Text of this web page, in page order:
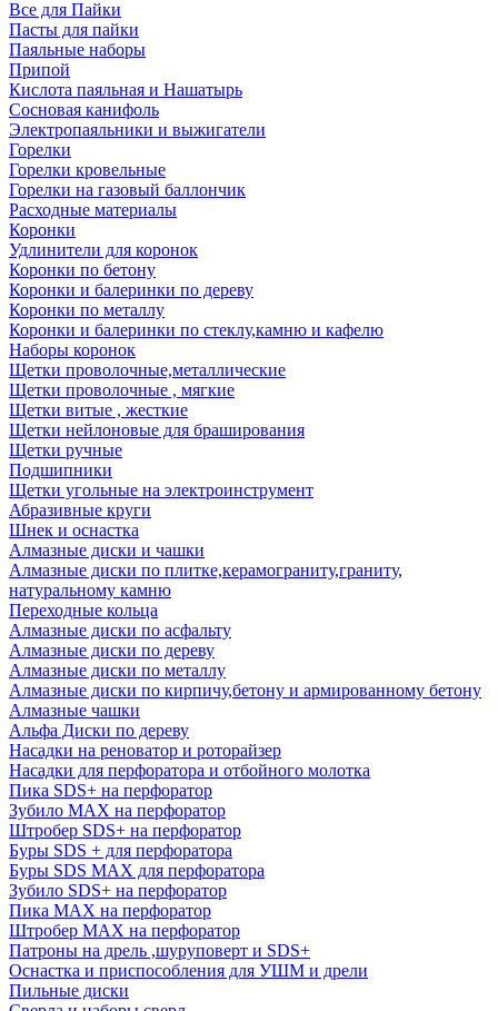
Все для Пайки
Пасты для пайки
Паяльные наборы
Припой
Кислота паяльная и Нашатырь
Сосновая канифоль
Электропаяльники и выжигатели
Горелки
Горелки кровельные
Горелки на газовый баллончик
Расходные материалы
Коронки
Удлинители для коронок
Коронки по бетону
Коронки и балеринки по дереву
Коронки по металлу
Коронки и балеринки по стеклу,камню и кафелю
Наборы коронок
Щетки проволочные,металлические
Щетки проволочные , мягкие
Щетки витые , жесткие
Щетки нейлоновые для браширования
Щетки ручные
Подшипники
Щетки угольные на электроинструмент
Абразивные круги
Шнек и оснастка
Алмазные диски и чашки
Алмазные диски по плитке,керамограниту,граниту,
натуральному камню
Переходные кольца
Алмазные диски по асфальту
Алмазные диски по дереву
Алмазные диски по металлу
Алмазные диски по кирпичу,бетону и армированному бетону
Алмазные чашки
Альфа Диски по дереву
Насадки на реноватор и роторайзер
Насадки для перфоратора и отбойного молотка
Пика SDS+ на перфоратор
Зубило MAX на перфоратор
Штробер SDS+ на перфоратор
Буры SDS + для перфоратора
Буры SDS MAX для перфоратора
Зубило SDS+ на перфоратор
Пика MAX на перфоратор
Штробер MAX на перфоратор
Патроны на дрель ,шуруповерт и SDS+
Оснастка и приспособления для УШМ и дрели
Пильные диски